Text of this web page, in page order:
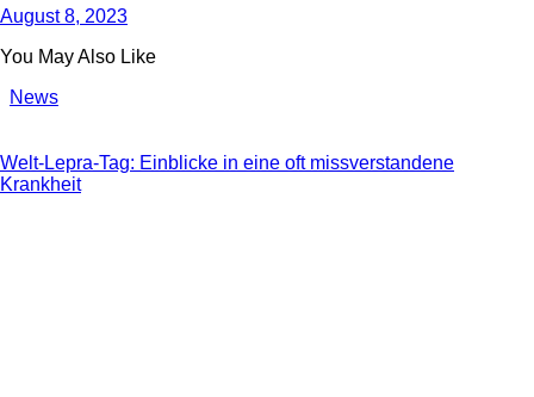
August 8, 2023
You May Also Like
News
Welt-Lepra-Tag: Einblicke in eine oft missverstandene
Krankheit